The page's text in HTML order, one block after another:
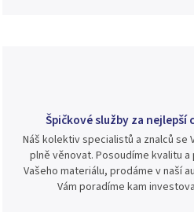
Špičkové služby za nejlepší
Náš kolektiv specialistů a znalců se
plně věnovat. Posoudíme kvalitu
Vašeho materiálu, prodáme v naší
Vám poradíme kam